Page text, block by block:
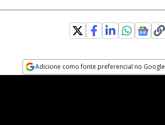
Adicione como fonte preferencial no Google